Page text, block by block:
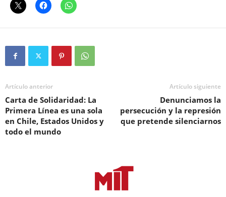
Artículo anterior
Carta de Solidaridad: La
Primera Línea es una sola
en Chile, Estados Unidos y
todo el mundo
Artículo siguiente
Denunciamos la
persecución y la represión
que pretende silenciarnos